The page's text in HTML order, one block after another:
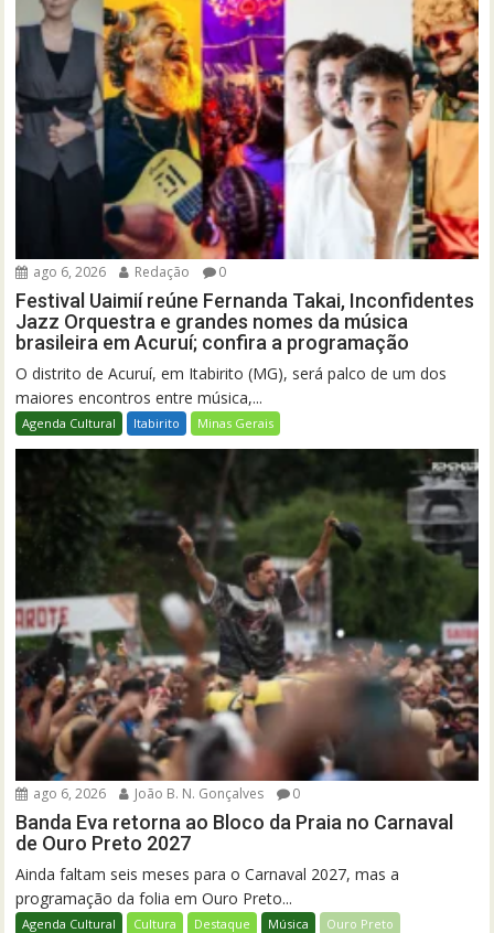
ago 6, 2026 Redação 0
Festival Uaimií reúne Fernanda Takai, Inconfidentes
Jazz Orquestra e grandes nomes da música
brasileira em Acuruí; confira a programação
O distrito de Acuruí, em Itabirito (MG), será palco de um dos
maiores encontros entre música,...
Agenda Cultural Itabirito Minas Gerais
ago 6, 2026 João B. N. Gonçalves 0
Banda Eva retorna ao Bloco da Praia no Carnaval
de Ouro Preto 2027
Ainda faltam seis meses para o Carnaval 2027, mas a
programação da folia em Ouro Preto...
Agenda Cultural Cultura Destaque Música Ouro Preto